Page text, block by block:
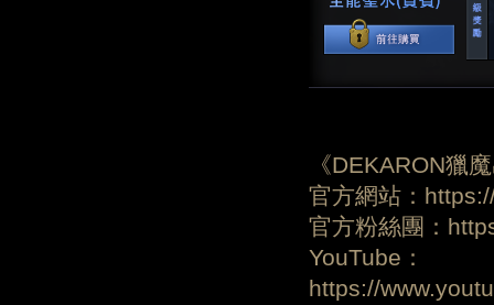
《DEKARON獵
官方網站：
官方粉絲團：
YouTube：
https://